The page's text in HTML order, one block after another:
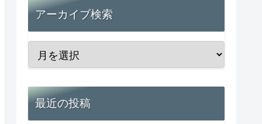
アーカイブ検索
最近の投稿